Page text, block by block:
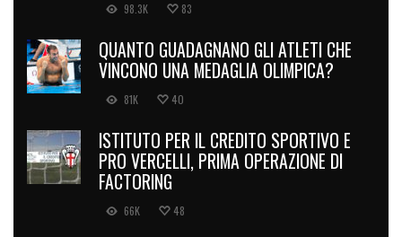
98.3K 83
QUANTO GUADAGNANO GLI ATLETI CHE
VINCONO UNA MEDAGLIA OLIMPICA?
81K 40
ISTITUTO PER IL CREDITO SPORTIVO E
PRO VERCELLI, PRIMA OPERAZIONE DI
FACTORING
66K 48